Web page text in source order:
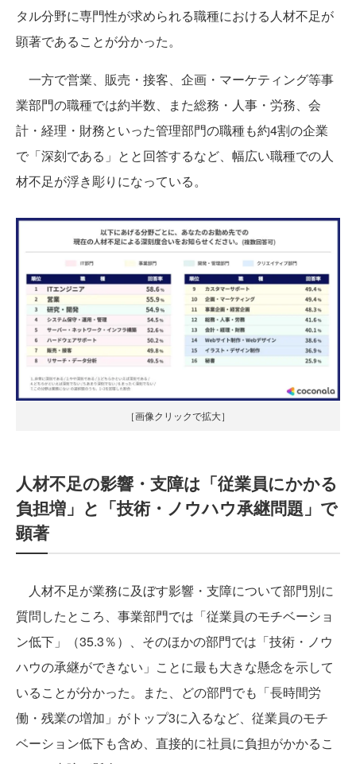
タル分野に専門性が求められる職種における人材不足が
顕著であることが分かった。
一方で営業、販売・接客、企画・マーケティング等事
業部門の職種では約半数、また総務・人事・労務、会
計・経理・財務といった管理部門の職種も約4割の企業
で「深刻である」とと回答するなど、幅広い職種での人
材不足が浮き彫りになっている。
［画像クリックで拡大］
人材不足の影響・支障は「従業員にかかる
負担増」と「技術・ノウハウ承継問題」で
顕著
人材不足が業務に及ぼす影響・支障について部門別に
質問したところ、事業部門では「従業員のモチベーショ
ン低下」（35.3％）、そのほかの部門では「技術・ノウ
ハウの承継ができない」ことに最も大きな懸念を示して
いることが分かった。また、どの部門でも「長時間労
働・残業の増加」がトップ3に入るなど、従業員のモチ
ベーション低下も含め、直接的に社員に負担がかかるこ